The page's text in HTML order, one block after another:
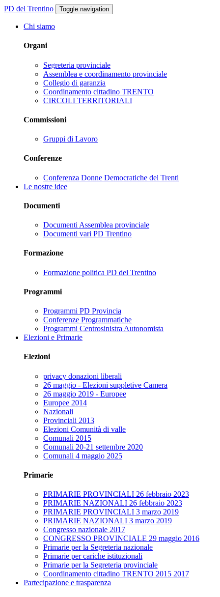
PD del Trentino Toggle navigation
Chi siamo
Organi
Segreteria provinciale
Assemblea e coordinamento provinciale
Collegio di garanzia
Coordinamento cittadino TRENTO
CIRCOLI TERRITORIALI
Commissioni
Gruppi di Lavoro
Conferenze
Conferenza Donne Democratiche del Trenti
Le nostre idee
Documenti
Documenti Assemblea provinciale
Documenti vari PD Trentino
Formazione
Formazione politica PD del Trentino
Programmi
Programmi PD Provincia
Conferenze Programmatiche
Programmi Centrosinistra Autonomista
Elezioni e Primarie
Elezioni
privacy donazioni liberali
26 maggio - Elezioni suppletive Camera
26 maggio 2019 - Europee
Europee 2014
Nazionali
Provinciali 2013
Elezioni Comunità di valle
Comunali 2015
Comunali 20-21 settembre 2020
Comunali 4 maggio 2025
Primarie
PRIMARIE PROVINCIALI 26 febbraio 2023
PRIMARIE NAZIONALI 26 febbraio 2023
PRIMARIE PROVINCIALI 3 marzo 2019
PRIMARIE NAZIONALI 3 marzo 2019
Congresso nazionale 2017
CONGRESSO PROVINCIALE 29 maggio 2016
Primarie per la Segreteria nazionale
Primarie per cariche istituzionali
Primarie per la Segreteria provinciale
Coordinamento cittadino TRENTO 2015 2017
Partecipazione e trasparenza